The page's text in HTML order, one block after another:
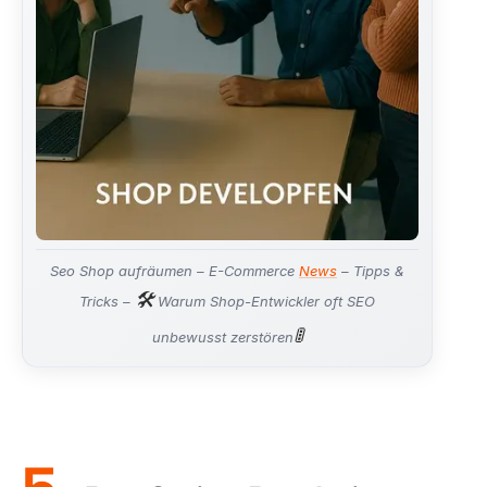
Seo Shop aufräumen – E-Commerce News – Tipps &
Tricks – 🛠️Warum Shop-Entwickler oft SEO
unbewusst zerstören🚦